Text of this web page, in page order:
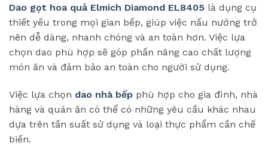
Dao gọt hoa quả Elmich Diamond EL8405 là dụng cụ
thiết yếu trong mọi gian bếp, giúp việc nấu nướng trở
nên dễ dàng, nhanh chóng và an toàn hơn. Việc lựa
chọn dao phù hợp sẽ góp phần nâng cao chất lượng
món ăn và đảm bảo an toàn cho người sử dụng.
Việc lựa chọn dao nhà bếp phù hợp cho gia đình, nhà
hàng và quán ăn có thể có những yêu cầu khác nhau
dựa trên tần suất sử dụng và loại thực phẩm cần chế
biến.